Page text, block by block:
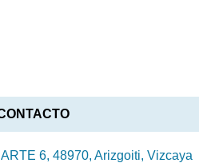
6, 48970, Arizgoiti, Vizcaya